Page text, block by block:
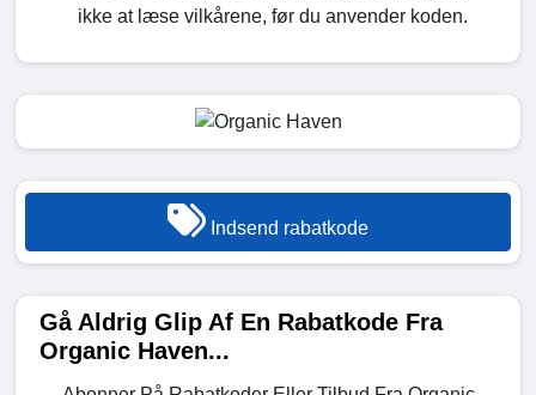
ikke at læse vilkårene, før du anvender koden.
Indsend rabatkode
Gå Aldrig Glip Af En Rabatkode Fra
Organic Haven...